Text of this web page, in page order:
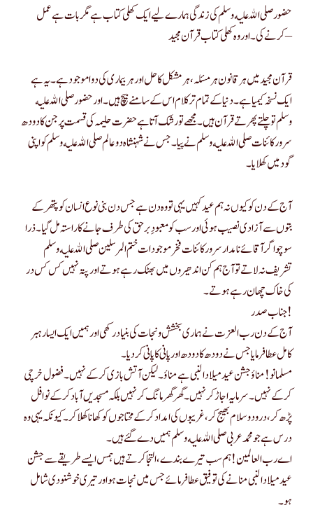
حضور صلى الله عليه وسلم کی زندگی ہمارے لیے ایک کھلی کتاب ہے مگر بات ہے عمل
کرنے کی۔ اور وہ کھلی کتاب قرآن مجید –
قرآن مجید میں ہر قانون ہر مسئلہ ، ہر مشکل کا حل اور ہر بیماری کی دوا موجود ہے۔ یہ ہے
ایک نسخہ کیمیا ہے۔ دنیا کے تمام تر کلام اس کے سامنے بیچ ہیں۔ اور حضور صلى الله عليه
وسلم تو چلتے پھرتے قرآن ہیں۔ مجھے تو رشک آتا ہے حضرت حلیمہ کی قسمت پر جن کا دودھ
سرور کائنات صلى الله عليه وسلم نے پیا۔ جس نے شہنشاہ دوعالم صلى الله عليه وسلم کو اپنی
گود میں کھلایا۔
آج کے دن کو کیوں نہ ہم عید کہیں یہی تو وہ دن ہے جس دن بنی نوع انسان کو پتھر کے
بتوں سے آزادی نصیب ہوئی اور سب کو معبودِ برحق کی طرف جانے کا راستہ مل گیا۔ ذرا
سوچو اگر آقائے نامدار سرور کائنات فخر موجودات ختم المرسلین صلى الله عليه وسلم
تشریف نہ لاتے تو آج ہم کن اندھیروں میں بھٹک رہے ہوتے اور پتہ نہیں کس کس در
کی خاک چھان رہے ہوتے۔
جناب صدر!
آج کے دن رب العزت نے ہماری بخشش و نجات کی بنیاد رکھی اور ہمیں ایک ایسا رہبر
کامل عطا فرمایا جس نے دودھ کا دودھ اور پانی کا پانی کر دیا۔
مسلمانو! مناؤ جشن عید میلاد النبی ہے مناؤ۔ لیکن آتش بازی کر کے نہیں۔ فضول خرچی
کر کے نہیں۔ سرمایہ اجاڑ کر نہیں۔ گھر گھر مانگ کر نہیں بلکہ مسجدیں آباد کر کے نوافل
پڑھ کر ، درود و سلام بھیج کر ، غریبوں کی امداد کر کے محتاجوں کو کھانا کھلا کر۔ کیونکہ یہی وہ
درس ہے جو محمد عربی صلى الله عليه وسلم ہمیں دے گئےہیں۔
اے رب العالمین ! ہم سب تیرے بندے ،التجا کرتے ہیں ہمس ایسے طریقے سے جشن
عید میلادالنبی منانے کی توفیق عطا فرمائے جس میں نجات ہو اور تیری خوشنودی شامل
ہو۔